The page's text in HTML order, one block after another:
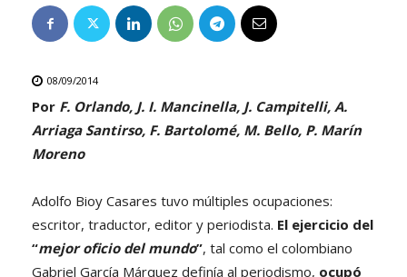
08/09/2014
Por F. Orlando, J. I. Mancinella, J. Campitelli, A.
Arriaga Santirso, F. Bartolomé, M. Bello, P. Marín
Moreno
Adolfo Bioy Casares tuvo múltiples ocupaciones:
escritor, traductor, editor y periodista. El ejercicio del
“mejor oficio del mundo”, tal como el colombiano
Gabriel García Márquez definía al periodismo, ocupó